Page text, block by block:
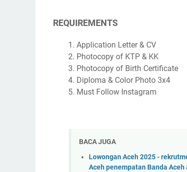
REQUIREMENTS
Application Letter & CV
Photocopy of KTP & KK
Photocopy of Birth Certificate
Diploma & Color Photo 3x4
Must Follow Instagram
BACA JUGA
Lowongan Aceh 2025 -
Aceh penempatan Banda